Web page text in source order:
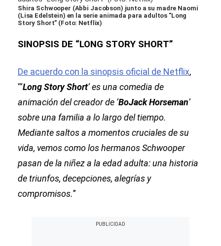
Shira Schwooper (Abbi Jacobson) junto a su madre Naomi
(Lisa Edelstein) en la serie animada para adultos "Long
Story Short" (Foto: Netflix)
SINOPSIS DE “LONG STORY SHORT”
De acuerdo con la sinopsis oficial de Netflix,
“‘Long Story Short’ es una comedia de
animación del creador de ‘BoJack Horseman’
sobre una familia a lo largo del tiempo.
Mediante saltos a momentos cruciales de su
vida, vemos como los hermanos Schwooper
pasan de la niñez a la edad adulta: una historia
de triunfos, decepciones, alegrías y
compromisos.”